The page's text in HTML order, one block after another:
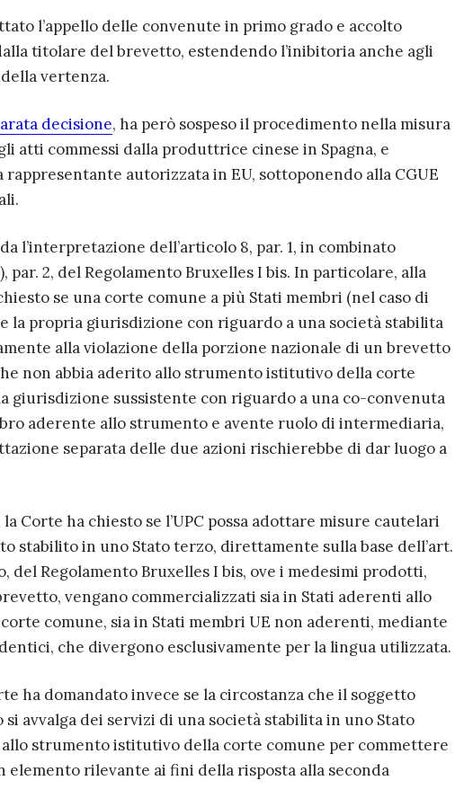
l’appello delle convenute in primo grado e accolto
titolare del brevetto, estendendo l’inibitoria anche agli
vertenza.
decisione, ha però sospeso il procedimento nella misura
atti commessi dalla produttrice cinese in Spagna, e
rappresentante autorizzata in EU, sottoponendo alla CGUE
l’interpretazione dell’articolo 8, par. 1, in combinato
par. 2, del Regolamento Bruxelles I bis. In particolare, alla
se una corte comune a più Stati membri (nel caso di
la propria giurisdizione con riguardo a una società stabilita
alla violazione della porzione nazionale di un brevetto
non abbia aderito allo strumento istitutivo della corte
giurisdizione sussistente con riguardo a una co-convenuta
aderente allo strumento e avente ruolo di intermediaria,
separata delle due azioni rischierebbe di dar luogo a
Corte ha chiesto se l’UPC possa adottare misure cautelari
stabilito in uno Stato terzo, direttamente sulla base dell’art.
del Regolamento Bruxelles I bis, ove i medesimi prodotti,
vengano commercializzati sia in Stati aderenti allo
comune, sia in Stati membri UE non aderenti, mediante
che divergono esclusivamente per la lingua utilizzata.
ha domandato invece se la circostanza che il soggetto
avvalga dei servizi di una società stabilita in uno Stato
allo strumento istitutivo della corte comune per commettere
elemento rilevante ai fini della risposta alla seconda